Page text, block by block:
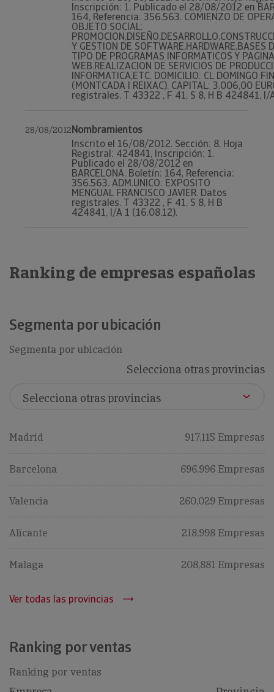
Inscripción: 1. Publicado el 28/08/2012 en
164, Referencia: 356.563. COMIENZO DE
OBJETO SOCIAL:
Y GESTION DE SOFTWARE,HARDWARE,BASES
TIPO DE PROGRAMAS INFORMATICOS Y
WEB.REALIZACION DE SERVICIOS DE
INFORMATICA,ETC. DOMICILIO: CL DOMINGO
(MONTCADA I REIXAC). CAPITAL: 3.006,00
registrales. T 43322 , F 41, S 8, H B 424841, I/
28/08/2012Nombramientos
Inscrito el 16/08/2012. Sección: 8, Hoja
Registral: 424841, Inscripción: 1.
Publicado el 28/08/2012 en
BARCELONA. Boletín: 164, Referencia:
356.563. ADM.UNICO: EXPOSITO
MENGUAL FRANCISCO JAVIER. Datos
registrales. T 43322 , F 41, S 8, H B
424841, I/A 1 (16.08.12).
Ranking de empresas españolas
Segmenta por ubicación
Segmenta por ubicación
Selecciona otras provincias
Madrid 917,115 Empresas
Barcelona 696,996 Empresas
Valencia 260,029 Empresas
Alicante 218,998 Empresas
Malaga 208,881 Empresas
Ver todas las provincias
Ranking por ventas
Ranking por ventas